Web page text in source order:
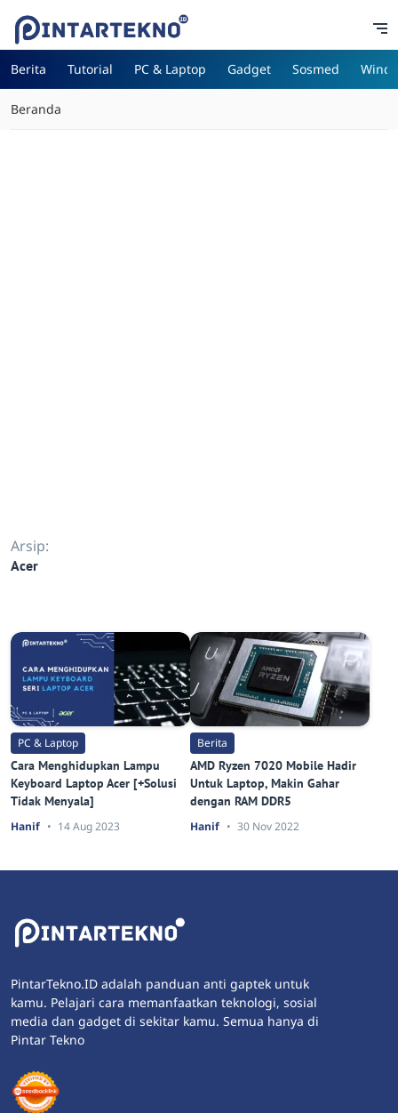
Berita Tutorial PC & Laptop Gadget Sosmed
Beranda
Arsip:
Acer
PC & Laptop
Cara Menghidupkan Lampu
Keyboard Laptop Acer [+Solusi
Tidak Menyala]
Hanif 14 Aug 2023
Berita
AMD Ryzen 7020 Mobile Hadir
Untuk Laptop, Makin Gahar
dengan RAM DDR5
Hanif 30 Nov 2022
PintarTekno.ID adalah panduan anti gaptek untuk
kamu. Pelajari cara memanfaatkan teknologi, sosial
media dan gadget di sekitar kamu. Semua hanya di
Pintar Tekno